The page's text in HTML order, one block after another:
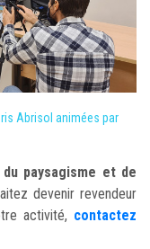
Abrisol animées par
paysagisme et de
devenir revendeur
activité, contactez